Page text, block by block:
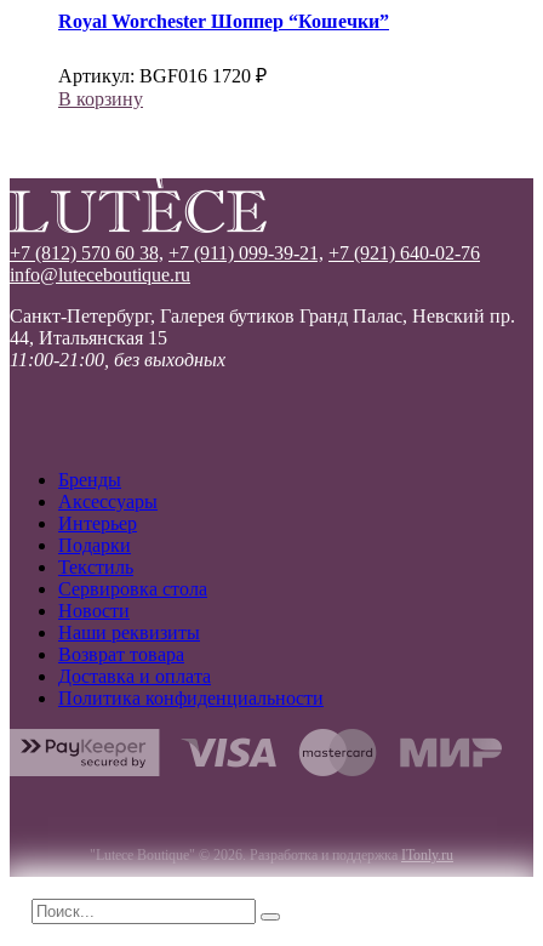
Royal Worchester Шоппер “Кошечки”
Артикул: BGF016 1720 ₽
В корзину
+7 (812) 570 60 38, +7 (911) 099-39-21, +7 (921) 640-02-76
info@luteceboutique.ru
Санкт-Петербург, Галерея бутиков Гранд Палас, Невский пр.
44, Итальянская 15
11:00-21:00, без выходных
Бренды
Аксессуары
Интерьер
Подарки
Текстиль
Сервировка стола
Новости
Наши реквизиты
Возврат товара
Доставка и оплата
Политика конфиденциальности
"Lutece Boutique" © 2026. Разработка и поддержкаITonly.ru